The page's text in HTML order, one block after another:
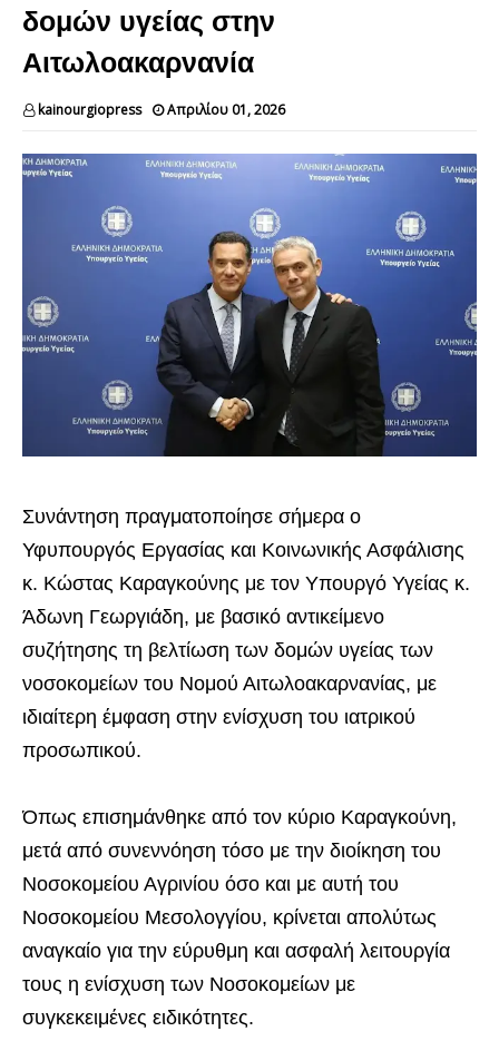
δομών υγείας στην
Αιτωλοακαρνανία
kainourgiopress Απριλίου 01, 2026
Συνάντηση πραγματοποίησε σήμερα ο
Υφυπουργός Εργασίας και Κοινωνικής Ασφάλισης
κ. Κώστας Καραγκούνης με τον Υπουργό Υγείας κ.
Άδωνη Γεωργιάδη, με βασικό αντικείμενο
συζήτησης τη βελτίωση των δομών υγείας των
νοσοκομείων του Νομού Αιτωλοακαρνανίας, με
ιδιαίτερη έμφαση στην ενίσχυση του ιατρικού
προσωπικού.
Όπως επισημάνθηκε από τον κύριο Καραγκούνη,
μετά από συνεννόηση τόσο με την διοίκηση του
Νοσοκομείου Αγρινίου όσο και με αυτή του
Νοσοκομείου Μεσολογγίου, κρίνεται απολύτως
αναγκαίο για την εύρυθμη και ασφαλή λειτουργία
τους η ενίσχυση των Νοσοκομείων με
συγκεκειμένες ειδικότητες.